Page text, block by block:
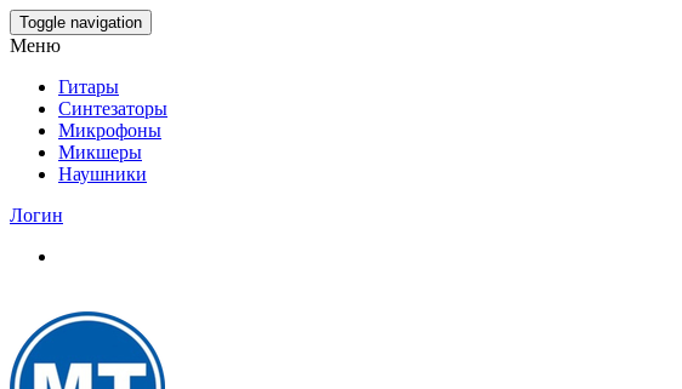
Skip
to
content
Toggle navigation
Меню
Гитары
Синтезаторы
Микрофоны
Микшеры
Наушники
Логин